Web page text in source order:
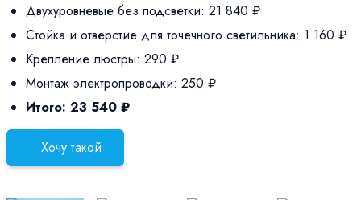
Двухуровневые без подсветки: 21 840 ₽
Стойка и отверстие для точечного светильника: 1 160 ₽
Крепление люстры: 290 ₽
Монтаж электропроводки: 250 ₽
Итого: 23 540 ₽
Хочу такой